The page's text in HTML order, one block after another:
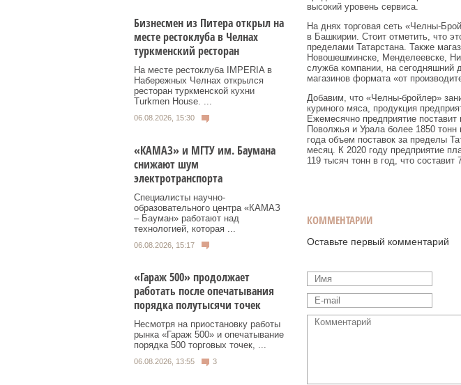
Бизнесмен из Питера открыл на
месте рестоклуба в Челнах
туркменский ресторан
На месте рестоклуба IMPERIA в
Набережных Челнах открылся
ресторан туркменской кухни
Turkmen House. ...
06.08.2026, 15:30
«КАМАЗ» и МГТУ им. Баумана
снижают шум
электротранспорта
Специалисты научно-
образовательного центра «КАМАЗ
– Бауман» работают над
технологией, которая ...
06.08.2026, 15:17
«Гараж 500» продолжает
работать после опечатывания
порядка полутысячи точек
Несмотря на приостановку работы
рынка «Гараж 500» и опечатывание
порядка 500 торговых точек, ...
06.08.2026, 13:55 3
высокий уровень сервиса.
На днях торговая сеть «Челны-
в Башкирии. Стоит отметить, что
пределами Татарстана. Также
Новошешминске, Менделеевске,
служба компании, на сегодняшний
магазинов формата «от
Добавим, что «Челны-бройлер»
куриного мяса, продукция
Ежемесячно предприятие поставит
Поволжья и Урала более 1850 тонн
года объем поставок за пределы
месяц. К 2020 году предприятие
119 тысяч тонн в год, что
КОММЕНТАРИИ
Оставьте первый комментарий